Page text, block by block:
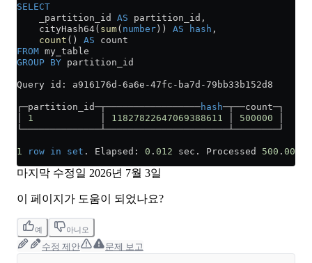
SELECT
    _partition_id
AS partition_id,
    cityHash64(
sum( number)) AS hash ,
    count
() AS count
FROM my_table
GROUP BY partition_id
Query id: a916176d -6a6e -47fc - ba7d -79bb33b152d8
┌─partition_id─┬─────────────────hash─┬──count─┐
1 11827822647069388611 500000
└──────────────┴──────────────────────┴────────┘
1 row in set . Elapsed: 0 . 012 sec. Processed 500 . 00
마지막 수정일 2026년 7월 3일
이 페이지가 도움이 되었나요?
예 아니오
수정 제안 문제 보고